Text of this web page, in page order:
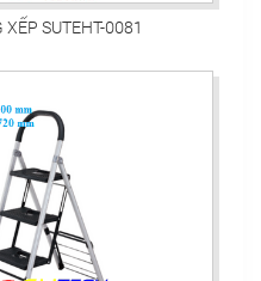
SUTEHT-0081